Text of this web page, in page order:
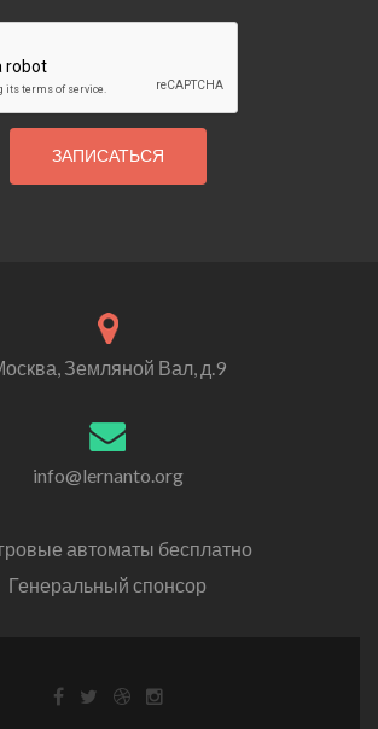
Земляной Вал, д.9
info@lernanto.org
Генеральный спонсор